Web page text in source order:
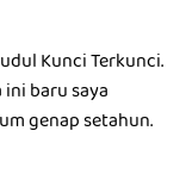
Kunci Terkunci.
baru saya
genap setahun.